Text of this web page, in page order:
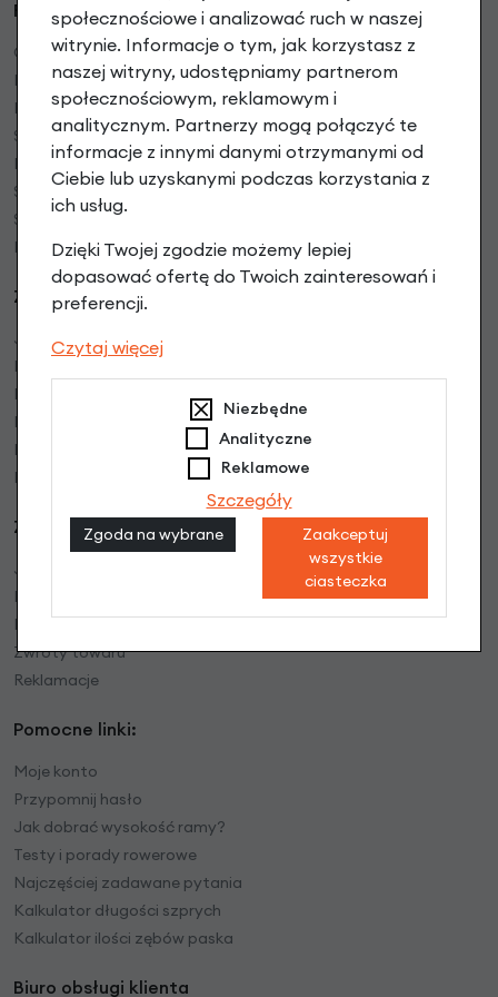
RoweryStylowe.pl
O firmie
Regulamin sklepu
Polityka prywatności
Serwis rowerowy
Mapa dojazdu
Serwis rowerów elektrycznych
Serwisy Partnerskie w Polsce
Blog bike
Zakupy:
Jak kupować
Formy płatności
Faktury VAT
Rower w firmie bez VAT
Instrukcje video
Bony prezentowe
Zamówienia:
Jak pakujemy ?
Realizacje zamówień
Koszty wysyłki
Zwroty towaru
Reklamacje
Pomocne linki:
Moje konto
Przypomnij hasło
Jak dobrać wysokość ramy?
Testy i porady rowerowe
Najczęściej zadawane pytania
Kalkulator długości szprych
Kalkulator ilości zębów paska
Biuro obsługi klienta
społecznościowe i analizować ruch w naszej
witrynie. Informacje o tym, jak korzystasz z
naszej witryny, udostępniamy partnerom
społecznościowym, reklamowym i
analitycznym. Partnerzy mogą połączyć te
informacje z innymi danymi otrzymanymi od
Ciebie lub uzyskanymi podczas korzystania z
ich usług.
Dzięki Twojej zgodzie możemy lepiej
dopasować ofertę do Twoich zainteresowań i
preferencji.
Czytaj więcej
Niezbędne
Analityczne
Reklamowe
Szczegóły
Zgoda na wybrane
Zaakceptuj
wszystkie
ciasteczka